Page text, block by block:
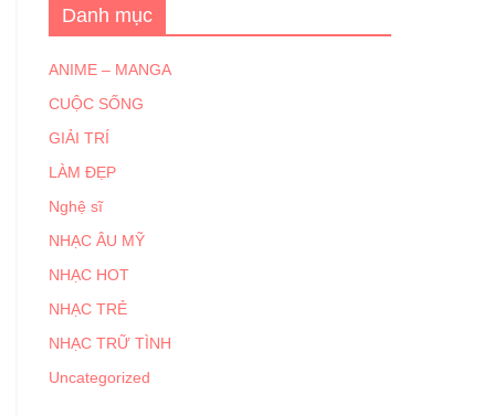
Danh mục
ANIME – MANGA
CUỘC SỐNG
GIẢI TRÍ
LÀM ĐẸP
Nghệ sĩ
NHẠC ÂU MỸ
NHẠC HOT
NHẠC TRẺ
NHẠC TRỮ TÌNH
Uncategorized